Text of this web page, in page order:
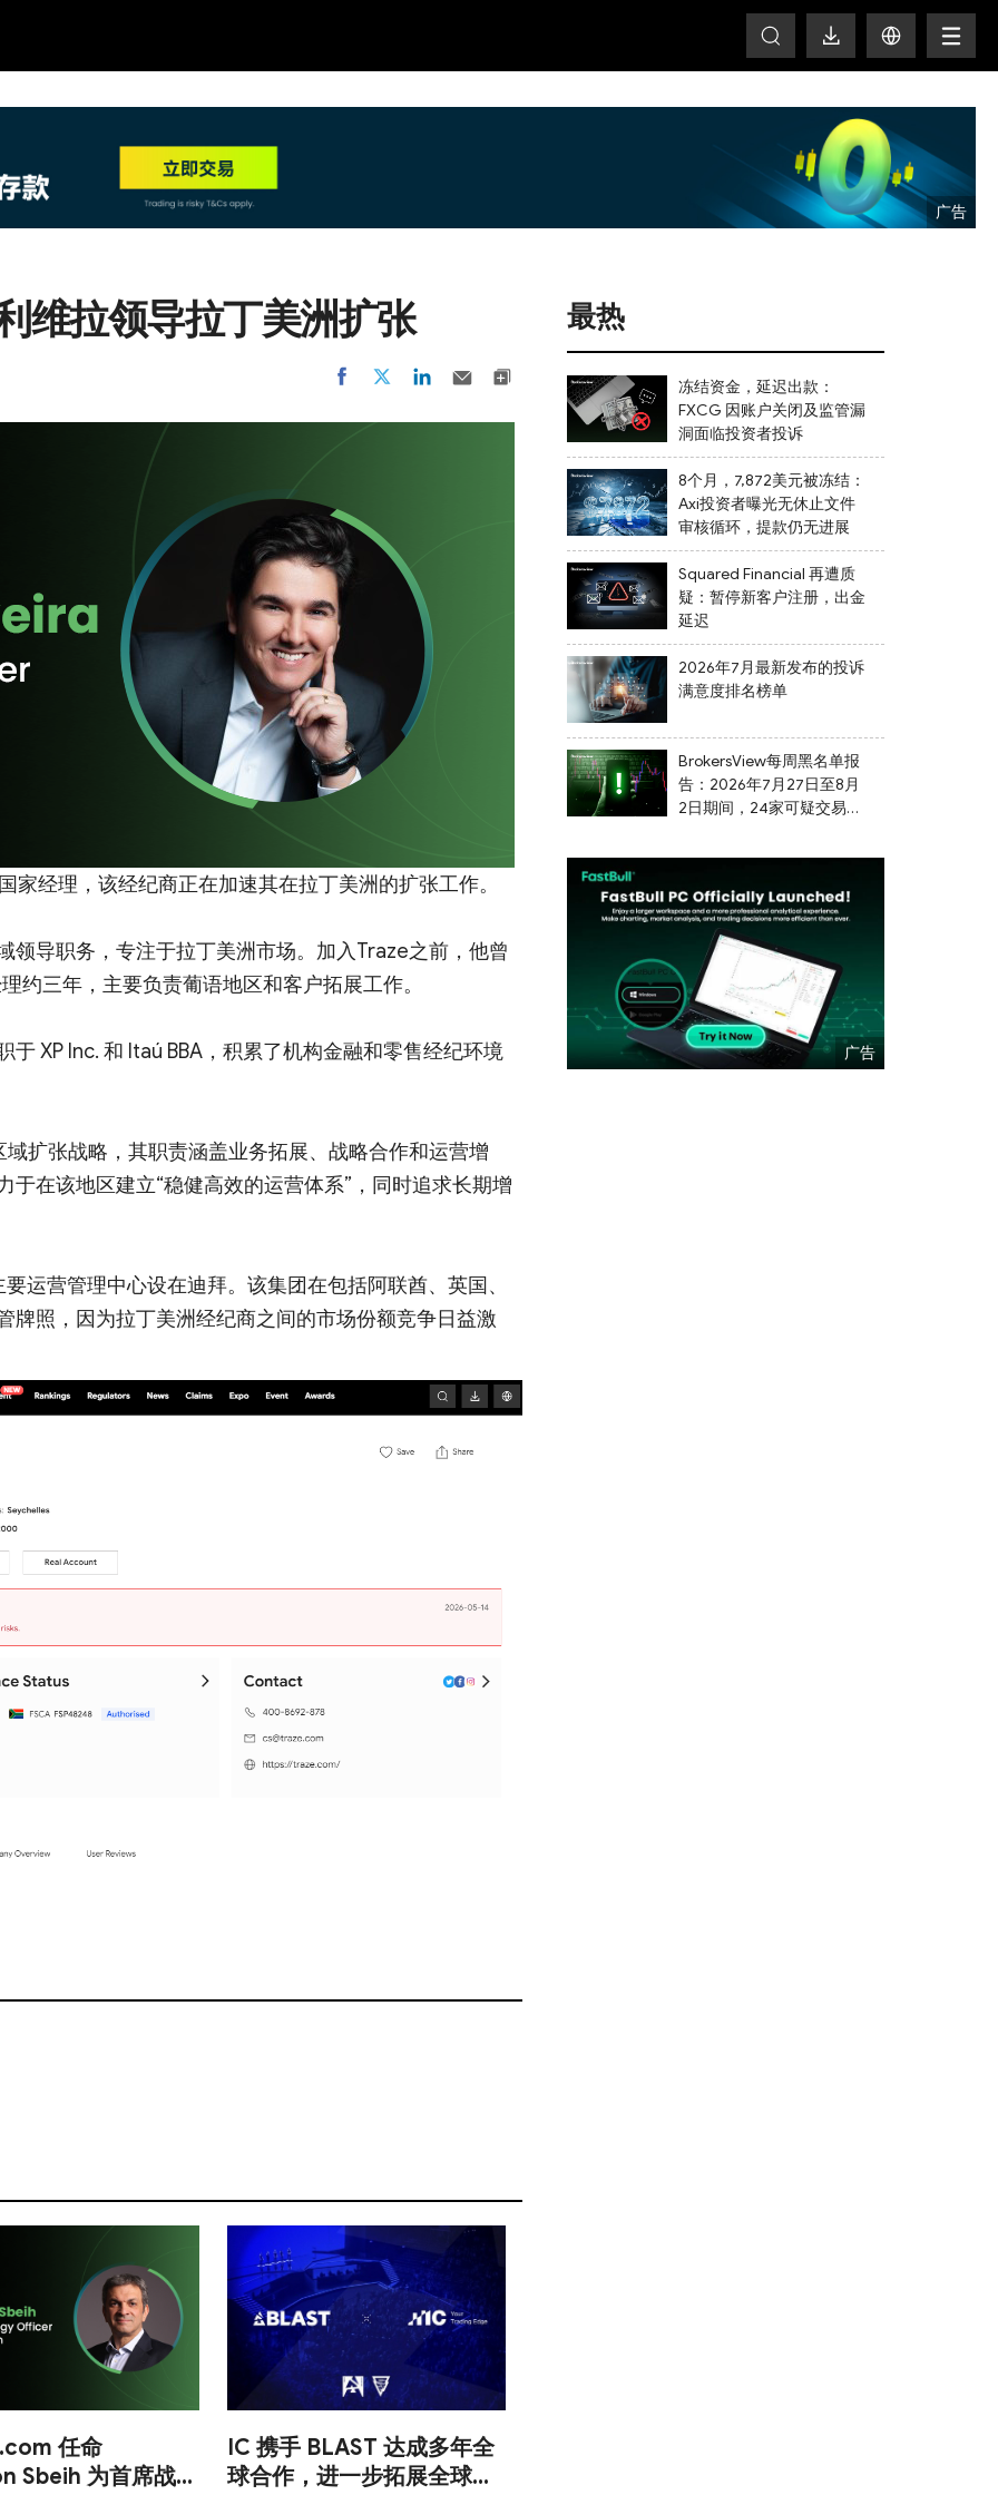
维拉领导拉丁美洲扩张
经理，该经纪商正在加速其在拉丁美洲的扩张工作。
领导职务，专注于拉丁美洲市场。加入Traze之前，他曾
三年，主要负责葡语地区和客户拓展工作。
XP Inc. 和 Itaú BBA，积累了机构金融和零售经纪环境
扩张战略，其职责涵盖业务拓展、战略合作和运营增
在该地区建立“稳健高效的运营体系”，同时追求长期增
运营管理中心设在迪拜。该集团在包括阿联酋、英国、
牌照，因为拉丁美洲经纪商之间的市场份额竞争日益激
任命
Sbeih 为首席战略
IC 携手 BLAST 达成多年全
球合作，进一步拓展全球体
最热
冻结资金，延迟出款：
FXCG 因账户关闭及监管漏
洞面临投资者投诉
8个月，7,872美元被冻结：
Axi投资者曝光无休止文件
审核循环，提款仍无进展
Squared Financial 再遭质
疑：暂停新客户注册，出金
延迟
2026年7月最新发布的投诉
满意度排名榜单
BrokersView每周黑名单报
告：2026年7月27日至8月
2日期间，24家可疑交易商